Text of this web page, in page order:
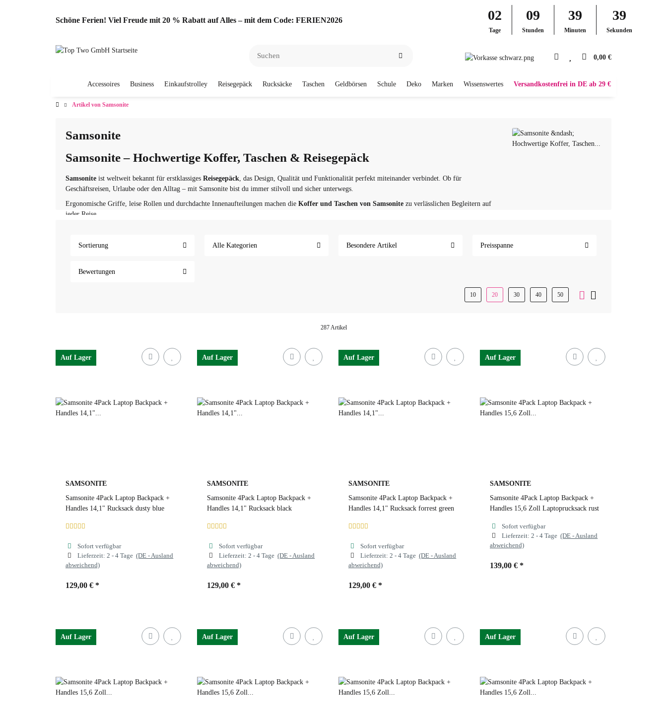
Schöne Ferien! Viel Freude mit 20 % Rabatt auf Alles – mit dem Code: FERIEN2026 02
Tage
09
Stunden
39
Minuten
38
Sekunden
0,00 €
Accessoires Business Einkaufstrolley Reisegepäck Rucksäcke Taschen Geldbörsen Schule Deko Marken Wissenswertes Versandkostenfrei in DE ab 29 €
Artikel von Samsonite
Samsonite
Samsonite – Hochwertige Koffer, Taschen & Reisegepäck
Samsonite ist weltweit bekannt für erstklassiges Reisegepäck , das Design, Qualität und Funktionalität perfekt miteinander verbindet. Ob für
Geschäftsreisen, Urlaube oder den Alltag – mit Samsonite bist du immer stilvoll und sicher unterwegs.
Ergonomische Griffe, leise Rollen und durchdachte Innenaufteilungen machen die Koffer und Taschen von Samsonite zu verlässlichen Begleitern auf
jeder Reise.
Sortierung Alle Kategorien Besondere Artikel Preisspanne
Bewertungen
10 20 30 40 50
287 Artikel
Auf Lager
SAMSONITE
Samsonite 4Pack Laptop Backpack +
Handles 14,1" Rucksack dusty blue
Sofort verfügbar
Lieferzeit:2 - 4 Tage(DE - Ausland
abweichend)
129,00 € *
Auf Lager
SAMSONITE
Samsonite 4Pack Laptop Backpack +
Handles 14,1" Rucksack black
Sofort verfügbar
Lieferzeit:2 - 4 Tage(DE - Ausland
abweichend)
129,00 € *
Auf Lager
SAMSONITE
Samsonite 4Pack Laptop Backpack +
Handles 14,1" Rucksack forrest green
Sofort verfügbar
Lieferzeit:2 - 4 Tage(DE - Ausland
abweichend)
129,00 € *
Auf Lager
SAMSONITE
Samsonite 4Pack Laptop Backpack +
Handles 15,6 Zoll Laptoprucksack rust
Sofort verfügbar
Lieferzeit:2 - 4 Tage(DE - Ausland
abweichend)
139,00 € *
rust cloudy grey
Auf Lager Auf Lager Auf Lager Auf Lager